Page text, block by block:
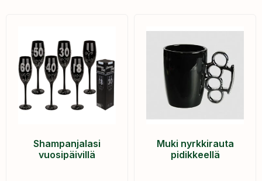
Shampanjalasi
vuosipäivillä
Muki nyrkkirauta
pidikkeellä